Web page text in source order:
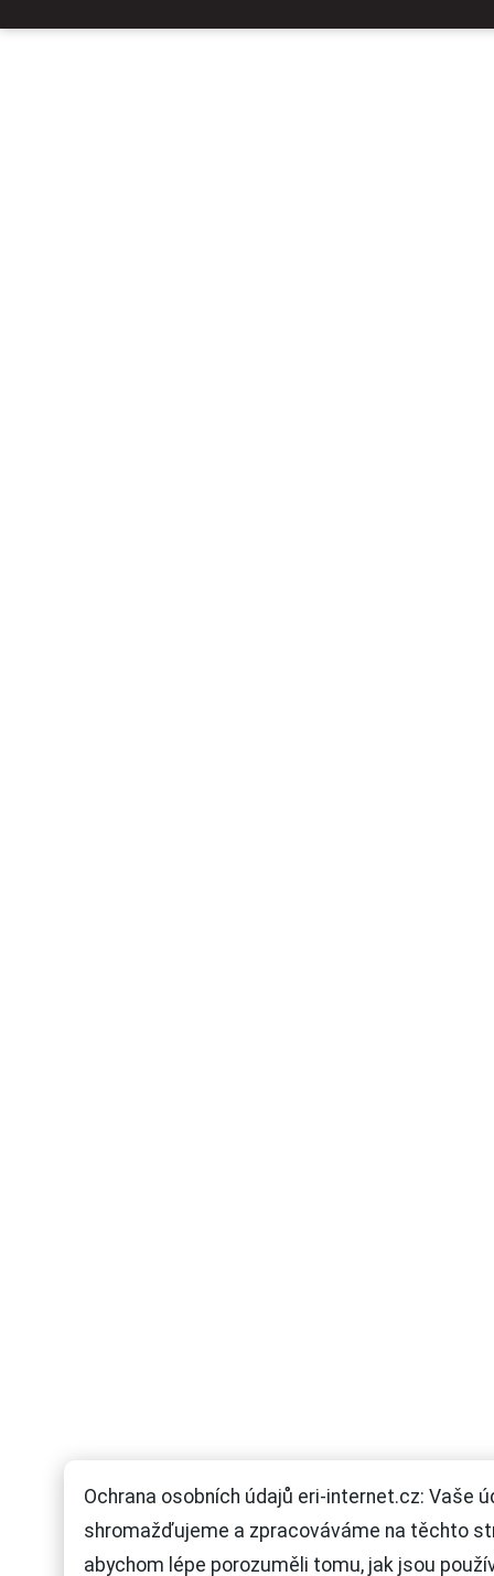
Ochrana osobních údajů eri-internet.cz: Vaše
shromažďujeme a zpracováváme na těchto
abychom lépe porozuměli tomu, jak jsou